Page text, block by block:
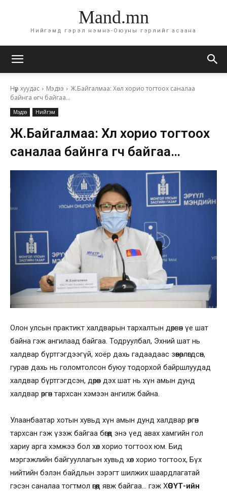
Mand.mn
Нийгэмд гэрэл нэмнэ-Оюуны гэрлийг асаана
Нүүр хуудас Мэдээ
Ж.Байгалмаа: Хөл хорио тогтоох саналаа
байнга өгч байгаа...
Мэдээ Нийгэм
Ж.Байгалмаа: Хөл хорио тогтоох
саналаа байнга өгч байгаа…
Олон улсын практикт халдварын тархалтын дөрвөн үе шат
байна гэж ангилаад байгаа. Тодруулбал, Эхний шат нь
халдвар бүртгэгдээгүй, хоёр дахь гадаадаас зөөвөрлөгдсөн,
гурав дахь нь голомтолсон буюу тодорхой байршлуудад
халдвар бүртгэгдсэн, дөрөв дэх шат нь хүн амын дунд
халдвар өргөн тархсан хэмээн ангилж байна.
Улаанбаатар хотын хувьд хүн амын дунд халдвар өргөн
тархсан гэж үзэж байгаа бөгөөд энэ үед авах хамгийн гол
хариу арга хэмжээ бол хөл хорио тогтоох юм. Бид
мэргэжлийн байгууллагын хувьд хөл хорио тогтоох, Бүх
нийтийн бэлэн байдлын зэрэгт шилжих шаардлагатай
гэсэн саналаа тогтмол өгөөд явж байгаа… гэж ХӨСҮТ-ийн